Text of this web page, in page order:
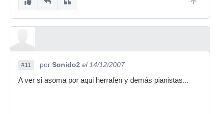
#11 por Sonido2 el 14/12/2007
A ver si asoma por aqui herrafen y demás pianistas...